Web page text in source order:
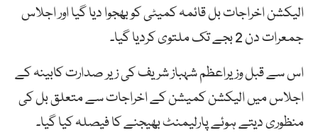
الیکشن اخراجات بل قائمہ کمیٹی کو بھجوا دیا گیا اور اجلاس
جمعرات دن 2 بجے تک ملتوی کردیا گیا۔
اس سے قبل وزیراعظم شہباز شریف کی زیر صدارت کابینہ کے
اجلاس میں الیکشن کمیشن کے اخراجات سے متعلق بل کی
منظوری دیتے ہوئے پارلیمنٹ بھیجنے کا فیصلہ کیا گیا۔